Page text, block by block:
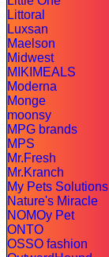
Littoral
Luxsan
Maelson
Midwest
MIKIMEALS
Moderna
Monge
moonsy
MPG brands
MPS
Mr.Fresh
Mr.Kranch
My Pets Solutions
Nature's Miracle
NOMOy Pet
ONTO
OSSO fashion